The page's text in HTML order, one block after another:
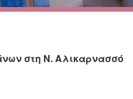
στη Ν. Αλικαρνασσό